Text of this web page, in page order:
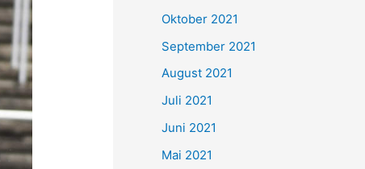
e
n
h
:
Oktober 2021
September 2021
August 2021
Juli 2021
Juni 2021
Mai 2021